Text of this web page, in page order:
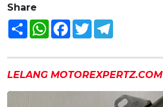
Share
Share WhatsAppFacebook
Twitter
LELANG MOTOREXPERTZ.COM